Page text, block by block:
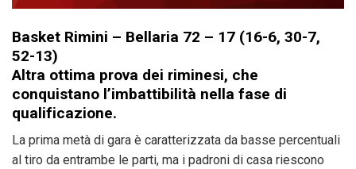
Basket Rimini – Bellaria 72 – 17 (16-6, 30-7,
52-13)
Altra ottima prova dei riminesi, che
conquistano l’imbattibilità nella fase di
qualificazione.
La prima metà di gara è caratterizzata da basse percentuali
al tiro da entrambe le parti, ma i padroni di casa riescono